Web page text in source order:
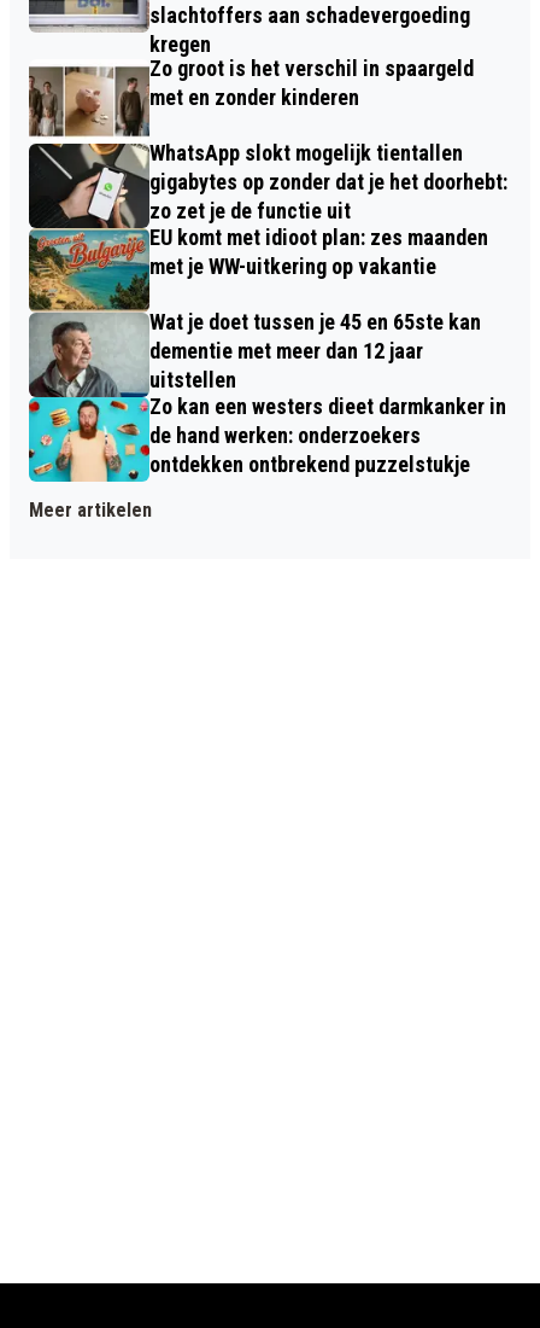
slachtoffers aan schadevergoeding
kregen
Zo groot is het verschil in spaargeld
met en zonder kinderen
WhatsApp slokt mogelijk tientallen
gigabytes op zonder dat je het doorhebt:
zo zet je de functie uit
EU komt met idioot plan: zes maanden
met je WW-uitkering op vakantie
Wat je doet tussen je 45 en 65ste kan
dementie met meer dan 12 jaar
uitstellen
Zo kan een westers dieet darmkanker in
de hand werken: onderzoekers
ontdekken ontbrekend puzzelstukje
Meer artikelen